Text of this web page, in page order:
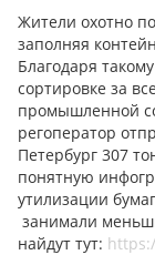
Жители охотно
заполняя
Благодаря
сортировке за
промышленной
регоператор
Петербург 307
понятную
утилизации
занимали
найдут тут: